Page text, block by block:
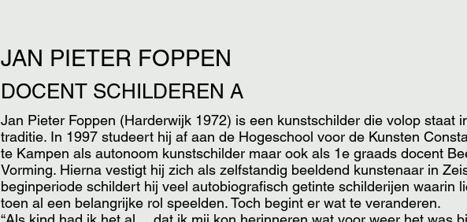
JAN PIETER FOPPEN
DOCENT SCHILDEREN A
Jan Pieter Foppen (Harderwijk 1972) is een kunstschilder die volop staat
traditie. In 1997 studeert hij af aan de Hogeschool voor de Kunsten
te Kampen als autonoom kunstschilder maar ook als 1e graads docent
Vorming. Hierna vestigt hij zich als zelfstandig beeldend kunstenaar in
beginperiode schildert hij veel autobiografisch getinte schilderijen waarin
toen al een belangrijke rol speelden. Toch begint er wat te veranderen.